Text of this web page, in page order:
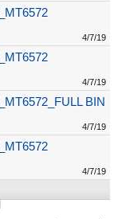
4/7/19
4/7/19
BIN
4/7/19
4/7/19